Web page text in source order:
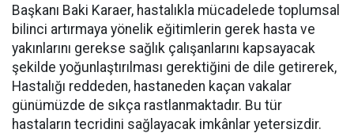
Başkanı Baki Karaer, hastalıkla mücadelede toplumsal
bilinci artırmaya yönelik eğitimlerin gerek hasta ve
yakınlarını gerekse sağlık çalışanlarını kapsayacak
şekilde yoğunlaştırılması gerektiğini de dile getirerek,
Hastalığı reddeden, hastaneden kaçan vakalar
günümüzde de sıkça rastlanmaktadır. Bu tür
hastaların tecridini sağlayacak imkânlar yetersizdir.